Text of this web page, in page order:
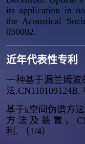
its application in
the Acoustical
030002.
近年代表性专利
一种基于漏兰姆波
法
基于k空间伪谱方
方法及装置，
利. （1/4）